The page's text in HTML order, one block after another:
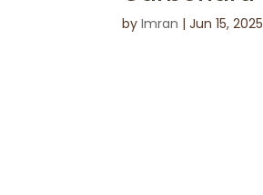
byImran |Jun 15, 2025